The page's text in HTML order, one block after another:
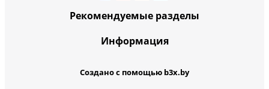
Рекомендуемые разделы
Информация
Создано с помощью b3x.by